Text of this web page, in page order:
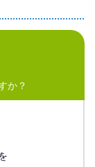
か？